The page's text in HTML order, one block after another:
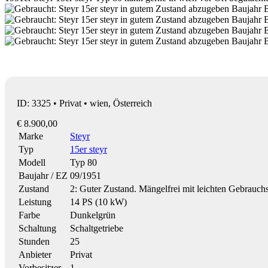
ID: 3325 • Privat • wien, Österreich
€ 8.900,00
Marke
Steyr
Typ
15er steyr
Modell
Typ 80
Baujahr / EZ 09/1951
Zustand
2: Guter Zustand. Mängelfrei mit leichten
Leistung
14 PS (10 kW)
Farbe
Dunkelgrün
Schaltung
Schaltgetriebe
Stunden
25
Anbieter
Privat